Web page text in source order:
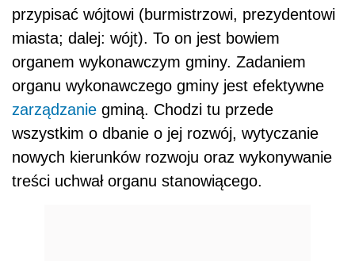
przypisać wójtowi (burmistrzowi, prezydentowi
miasta; dalej: wójt). To on jest bowiem
organem wykonawczym gminy. Zadaniem
organu wykonawczego gminy jest efektywne
zarządzanie gminą. Chodzi tu przede
wszystkim o dbanie o jej rozwój, wytyczanie
nowych kierunków rozwoju oraz wykonywanie
treści uchwał organu stanowiącego.